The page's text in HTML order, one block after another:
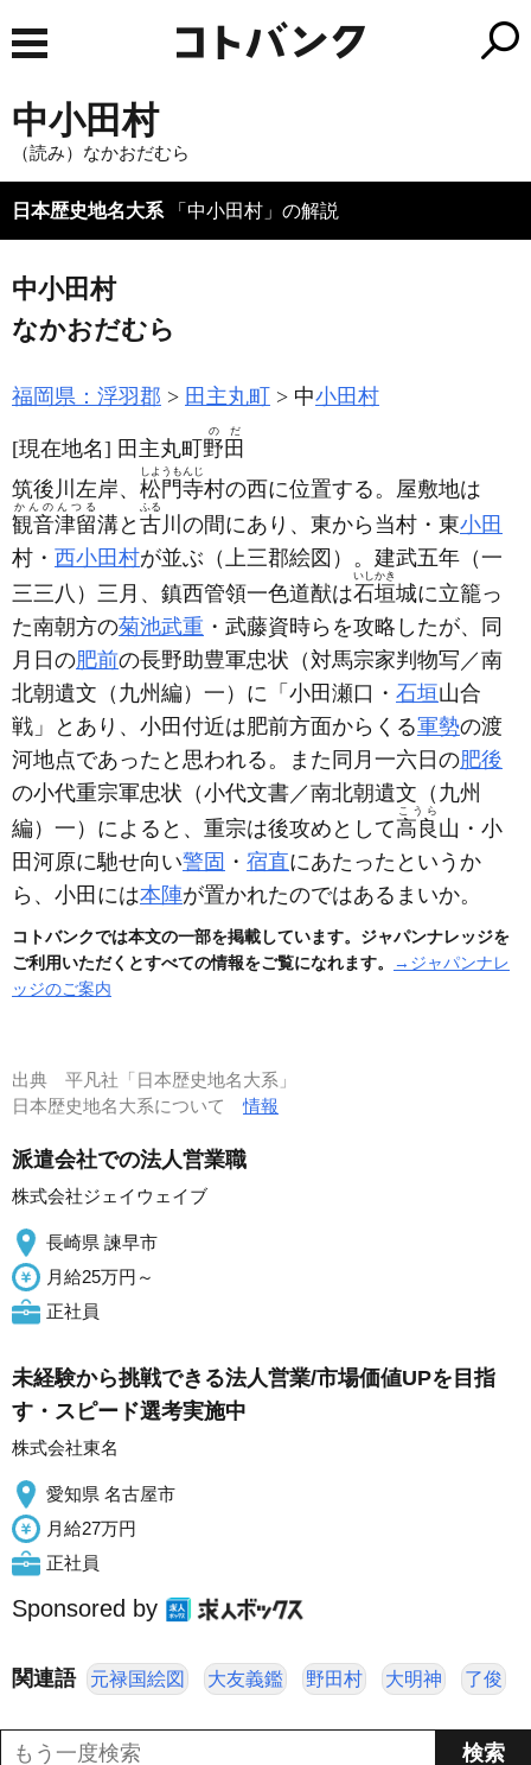
中小田村
（読み）なかおだむら
日本歴史地名大系 「中小田村」の解説
中小田村
なかおだむら
福岡県：浮羽郡 田主丸町 中小田村
[現在地名] 田主丸町 野田
のだ
筑後川左岸、 松門寺
しようもんじ
村の西に位置する。屋敷地は
観音津留
かんのんつる
溝と 古
ふる
川の間にあり、東から当村・東小田
村・ 西小田村が並ぶ （上三郡絵図） 。建武五年 （一
三三八） 三月、鎮西管領一色道猷は石垣
いしかき
城に立籠っ
た南朝方の菊池武重 ・武藤資時らを攻略したが、同
月日の肥前の長野助豊軍忠状 （対馬宗家判物写／南
北朝遺文（九州編）一） に「小田瀬口・ 石垣山合
戦」とあり、小田付近は肥前方面からくる軍勢の渡
河地点であったと思われる。また同月一六日の肥後
の小代重宗軍忠状 （小代文書／南北朝遺文（九州
編）一） によると、重宗は後攻めとして高良
こうら
山・小
田河原に馳せ向い警固 ・ 宿直にあたったというか
ら、小田には本陣が置かれたのではあるまいか。
コトバンクでは本文の一部を掲載しています。ジャパンナレッジを
ご利用いただくとすべての情報をご覧になれます。
→ジャパンナレ
ッジのご案内
出典 平凡社「日本歴史地名大系」
日本歴史地名大系について情報
派遣会社での法人営業職
株式会社ジェイウェイブ
長崎県 諫早市
月給25万円～
正社員
未経験から挑戦できる法人営業/市場価値UPを目指
す・スピード選考実施中
株式会社東名
愛知県 名古屋市
月給27万円
正社員
Sponsored by
関連語 元禄国絵図 大友義鑑 野田村 大明神 了俊